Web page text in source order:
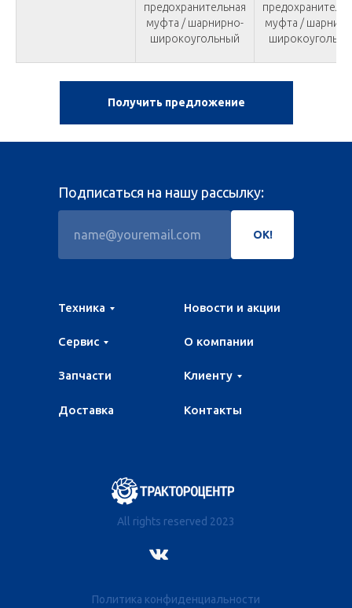
предохранительная
муфта / шарнирно-
широкоугольный
муфта /
Получить предложение
All rights reserved 2023
Техника
Сервис
Запчасти
Новости и акции
Клиенту
О компании
Подписаться на нашу рассылку:
ОК!
Контакты
Политика конфиденциальности
Доставка